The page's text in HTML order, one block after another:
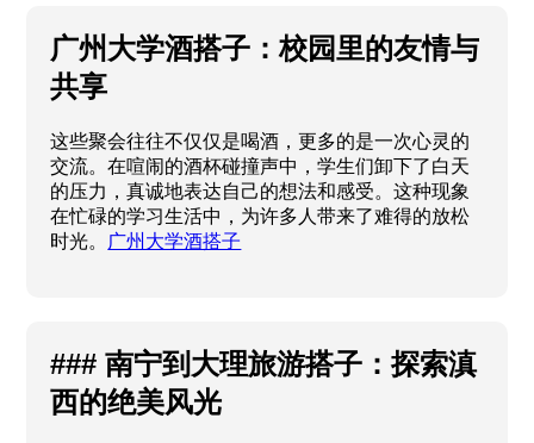
广州大学酒搭子：校园里的友情与
共享
这些聚会往往不仅仅是喝酒，更多的是一次心灵的
交流。在喧闹的酒杯碰撞声中，学生们卸下了白天
的压力，真诚地表达自己的想法和感受。这种现象
在忙碌的学习生活中，为许多人带来了难得的放松
时光。 广州大学酒搭子
### 南宁到大理旅游搭子：探索滇
西的绝美风光